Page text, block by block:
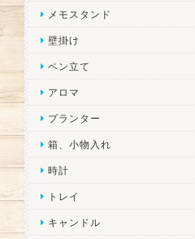
メモスタンド
壁掛け
ペン立て
アロマ
プランター
箱、小物入れ
時計
トレイ
キャンドル